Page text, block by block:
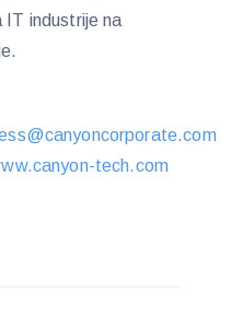
IT industrije na
tech.com